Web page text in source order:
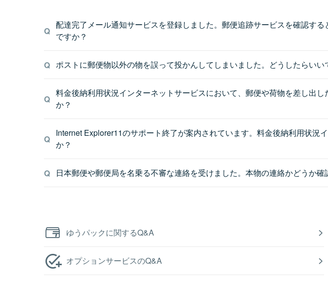
配達完了メール通知サービスを登録しました。郵便追跡サービスを確認す
ですか？
ポストに郵便物以外の物を誤って投かんしてしまいました。どうしたらいい
料金後納利用状況インターネットサービスにおいて、郵便や荷物を差し出
か？
Internet Explorer11のサポート終了が案内されています。料金後納利用状
か？
日本郵便や郵便局を名乗る不審な連絡を受けました。本物の連絡かどうか
ゆうパックに関するQ&A
オプションサービスのQ&A